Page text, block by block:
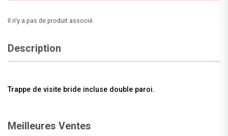
Il n'y a pas de produit associé.
Description
Trappe de visite bride incluse double paroi.
Meilleures Ventes